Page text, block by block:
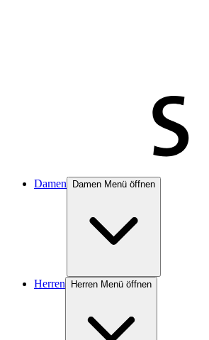
Damen Damen Menü öffnen
Herren Herren Menü öffnen